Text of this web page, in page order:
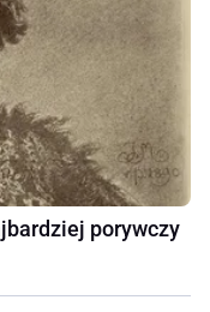
porywczy